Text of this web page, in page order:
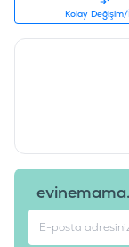
Ürün Filtreleri
İçerik
Kolay